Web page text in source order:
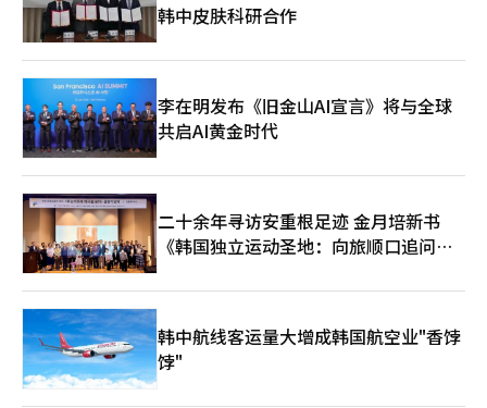
上，情感、信任、形象和好感也在共同运作。 实际上，世界上许
多国家的领导人都知道BTS，观看韩国电视剧，讨论韩国电影。文
化是最先打开心灵之门的。 因此，文化必须伴随总统的出访。产
业创造利益关系，而文化则建立友谊。利益关系可能会改变，但友
谊会长久存在。如今的外交不再是坦克和条约的时代，而是音乐
会、电影、电视剧和美食共同运作的综合国家战略时代。 尤其是
在全球经济不确定性加大的时候，我们需要新的增长叙事。在美中
冲突、供应链重组、中东不安、能源价格飙升的背景下，韩国经济
再次要求战略产业与文化产业的结合。仅靠制造业是不够的，单靠
文化也不够。技术与情感、产业与叙事必须共同前行。BTS和K系
列正是这一交汇点。 当然，基于国家利益而停止法律程序的想法
并不是正确的。这是更危险的。法律对每个人都应当公平。然而，
忽视国家利益的法律执行同样不明智。国家不仅仅是惩罚机器，法
下能够充分揭示真相，那么我们应当冷静判断是否有必要以损害国
家资产的方式来处理此事。 我们常常将正义与国家利益置于对立
面。然而，真正的国家利益并不来自于放弃正义。同时，真正的正
义也不会忽视整个共同体的未来。法律的严谨与国家战略并不是冲
突的概念，而是应当和谐共存的价值。 孔子曾说，君子应当首先
韩中皮肤科研合作
李在明发布《旧金山AI宣言》将与全球
共启AI黄金时代
二十余年寻访安重根足迹 金月培新书
《韩国独立运动圣地：向旅顺口追问历
韩中航线客运量大增成韩国航空业"香饽
饽"